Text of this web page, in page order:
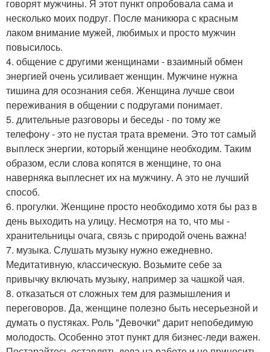
говорят мужчины. Я этот пункт опробовала сама и
несколько моих подруг. После маникюра с красным
лаком внимание мужей, любимых и просто мужчин
повысилось.
4. общение с другими женщинами - взаимный обмен
энергией очень усиливает женщин. Мужчине нужна
тишина для осознания себя. Женщина лучше свои
переживания в общении с подругами понимает.
5. длительные разговоры и беседы - по тому же
телефону - это не пустая трата времени. Это тот самый
выплеск энергии, который женщине необходим. Таким
образом, если слова копятся в женщине, то она
наверняка выплеснет их на мужчину. А это не лучший
способ.
6. прогулки. Женщине просто необходимо хотя бы раз в
день выходить на улицу. Несмотря на то, что мы -
хранительницы очага, связь с природой очень важна!
7. музыка. Слушать музыку нужно ежедневно.
Медитативную, классическую. Возьмите себе за
привычку включать музыку, например за чашкой чая.
8. отказаться от сложных тем для размышления и
переговоров. Да, женщине полезно быть несерьезной и
думать о пустяках. Роль "Девочки" дарит непобедимую
молодость. Особенно этот пункт для бизнес-леди важен.